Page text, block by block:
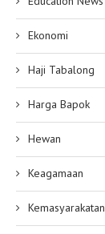
Ekonomi
Haji Tabalong
Harga Bapok
Hewan
Keagamaan
Kemasyarakatan